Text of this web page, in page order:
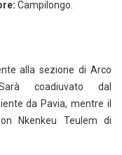
Campilongo.
alla sezione di Arco
coadiuvato dal
da Pavia, mentre il
Nkenkeu Teulem di